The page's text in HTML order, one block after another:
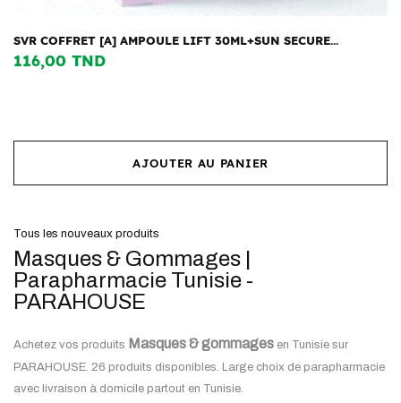
SVR COFFRET [A] AMPOULE LIFT 30ML+SUN SECURE...
116,00 TND
AJOUTER AU PANIER
Tous les nouveaux produits
Masques & Gommages |
Parapharmacie Tunisie -
PARAHOUSE
Achetez vos produits Masques & gommages en Tunisie sur
PARAHOUSE. 26 produits disponibles. Large choix de parapharmacie
avec livraison à domicile partout en Tunisie.